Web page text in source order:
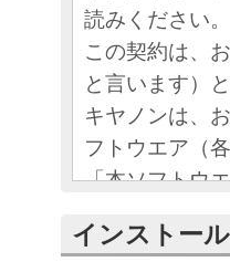
読みください。
この契約は、
と言います）
キヤノンは、
フトウエア（
「本ソフトウ
条項に基づき
ものとします。
インストー